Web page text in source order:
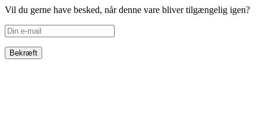
Vil du gerne have besked, når denne vare bliver tilgængelig igen?
Bekræft